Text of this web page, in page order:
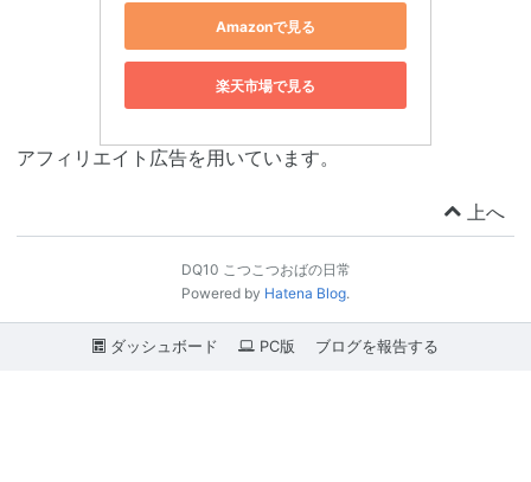
Amazonで見る
楽天市場で見る
アフィリエイト広告を用いています。
上へ
DQ10 こつこつおばの日常
Powered by Hatena Blog.
ダッシュボード PC版 ブログを報告する